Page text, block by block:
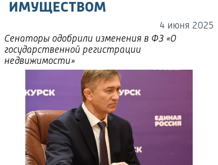
ИМУЩЕСТВОМ
4 июня 2025
Сенаторы одобрили изменения в ФЗ «О
государственной регистрации
недвижимости»